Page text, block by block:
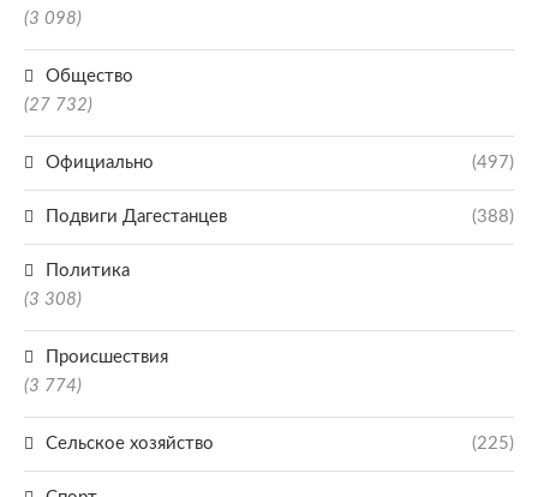
(3 098)
Общество
(27 732)
Официально (497)
Подвиги Дагестанцев (388)
Политика
(3 308)
Происшествия
(3 774)
Сельское хозяйство (225)